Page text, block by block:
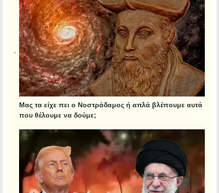
Μας τα είχε πει ο Νοστράδαμος ή απλά βλέπουμε αυτά
που θέλουμε να δούμε;